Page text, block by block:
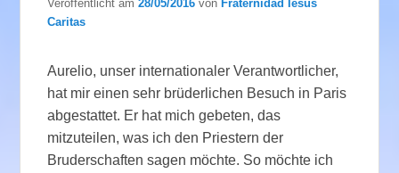
Veröffentlicht am28/05/2016 vonFraternidad Iesus
Caritas
Aurelio, unser internationaler Verantwortlicher,
hat mir einen sehr brüderlichen Besuch in Paris
abgestattet. Er hat mich gebeten, das
mitzuteilen, was ich den Priestern der
Bruderschaften sagen möchte. So möchte ich